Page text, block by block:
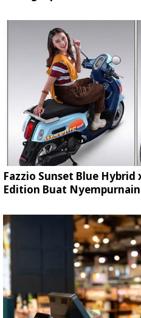
Fazzio Sunset Blue
Edition Buat